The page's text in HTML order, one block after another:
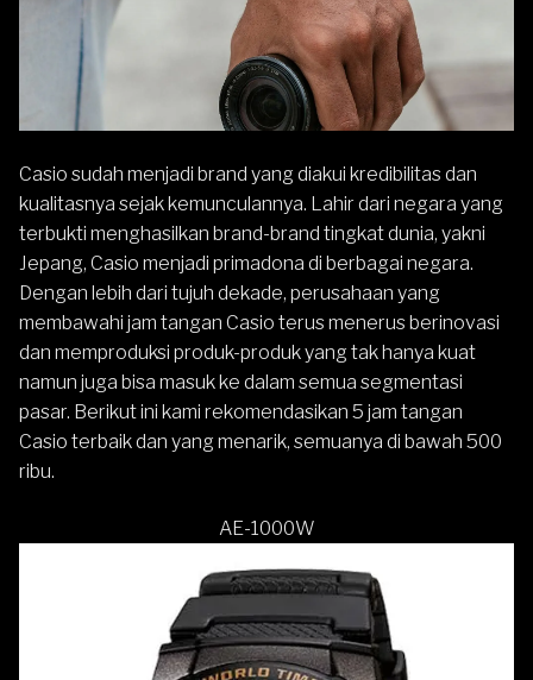
Casio sudah menjadi brand yang diakui kredibilitas dan
kualitasnya sejak kemunculannya. Lahir dari negara yang
terbukti menghasilkan brand-brand tingkat dunia, yakni
Jepang, Casio menjadi primadona di berbagai negara.
Dengan lebih dari tujuh dekade, perusahaan yang
membawahi jam tangan Casio terus menerus berinovasi
dan memproduksi produk-produk yang tak hanya kuat
namun juga bisa masuk ke dalam semua segmentasi
pasar. Berikut ini kami rekomendasikan 5 jam tangan
Casio terbaik dan yang menarik, semuanya di bawah 500
ribu.
AE-1000W